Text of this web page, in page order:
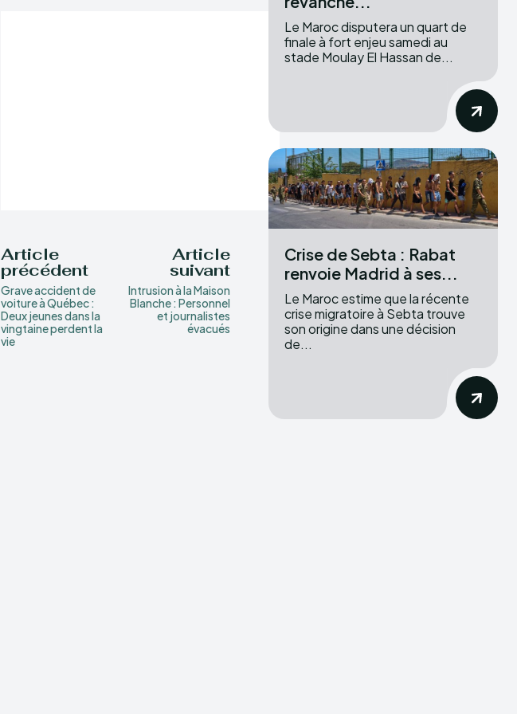
Article
précédent
Grave accident de
voiture à Québec :
Deux jeunes dans la
vingtaine perdent la
vie
Article
suivant
Intrusion à la Maison
Blanche : Personnel
et journalistes
évacués
Le Maroc disputera un quart de
finale à fort enjeu samedi au
stade Moulay El Hassan de...
Crise de Sebta : Rabat
renvoie Madrid à ses...
Le Maroc estime que la récente
crise migratoire à Sebta trouve
son origine dans une décision
de...